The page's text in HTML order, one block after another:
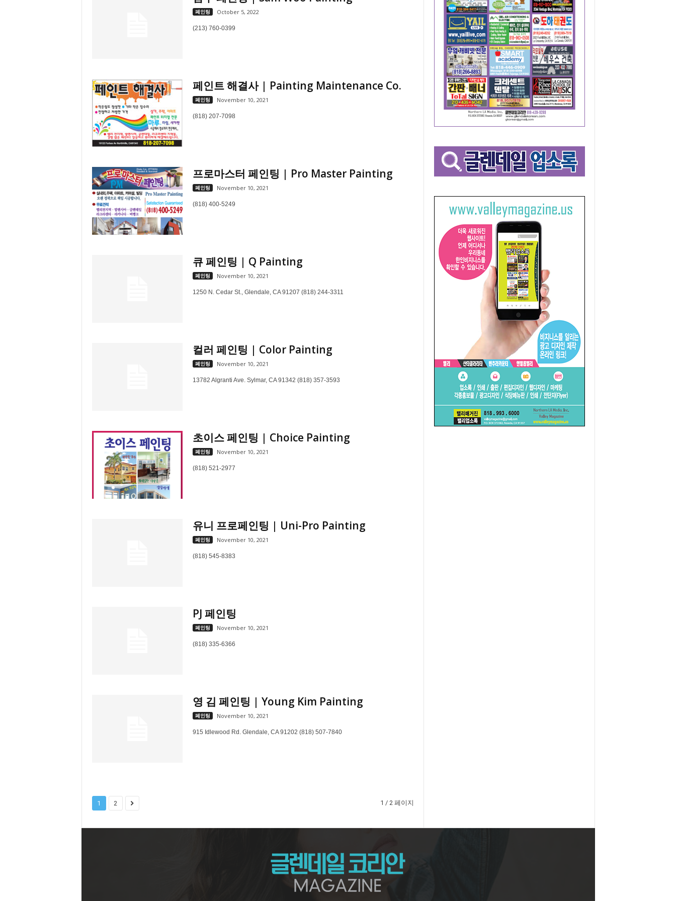
페인팅 October 5, 2022
(213) 760-0399
페인트 해결사 | Painting Maintenance Co.
페인팅 November 10, 2021
(818) 207-7098
프로마스터 페인팅 | Pro Master Painting
페인팅 November 10, 2021
(818) 400-5249
큐 페인팅 | Q Painting
페인팅 November 10, 2021
1250 N. Cedar St., Glendale, CA 91207 (818) 244-3311
컬러 페인팅 | Color Painting
페인팅 November 10, 2021
13782 Algranti Ave. Sylmar, CA 91342 (818) 357-3593
초이스 페인팅 | Choice Painting
페인팅 November 10, 2021
(818) 521-2977
유니 프로페인팅 | Uni-Pro Painting
페인팅 November 10, 2021
(818) 545-8383
PJ 페인팅
페인팅 November 10, 2021
(818) 335-6366
영 김 페인팅 | Young Kim Painting
페인팅 November 10, 2021
915 Idlewood Rd. Glendale, CA 91202 (818) 507-7840
1 2 1 / 2 페이지